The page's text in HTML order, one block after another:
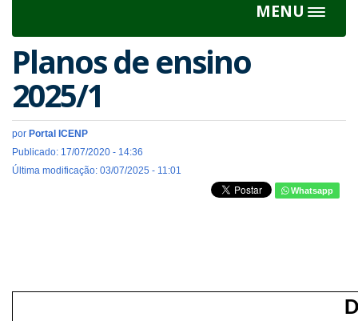
MENU
Toggle
Planos de ensino
2025/1
por Portal ICENP
Publicado: 17/07/2020 - 14:36
Última modificação: 03/07/2025 - 11:01
Whatsapp